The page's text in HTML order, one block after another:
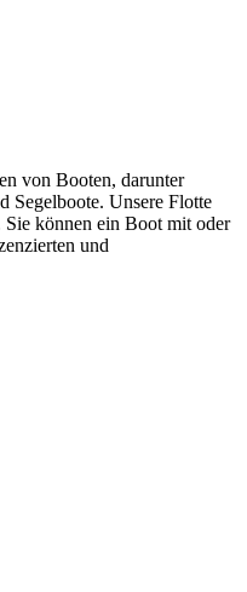
von Booten, darunter
Segelboote. Unsere Flotte
können ein Boot mit oder
und